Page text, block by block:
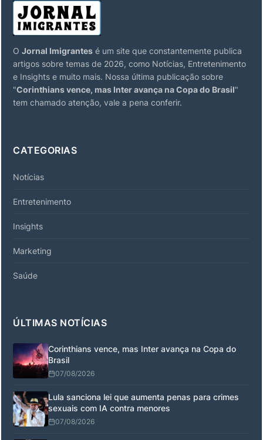
O Jornal Imigrantes é um site que constantemente publica
artigos sobre temas de 2026, como Notícias, Entretenimento
e Insights e muito mais. Nossa última publicação sobre
"Corinthians vence, mas Inter avança na Copa do Brasil"
tem chamado atenção, vale a pena conferir.
CATEGORIAS
Notícias
Entretenimento
Insights
Marketing
Saúde
ÚLTIMAS NOTÍCIAS
Corinthians vence, mas Inter avança na Copa do
Brasil
07/08/2026
Lula sanciona lei que aumenta penas para crimes
sexuais com IA contra menores
07/08/2026